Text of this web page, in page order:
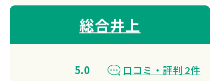
総合井上
5.0
口コミ・評判 2件